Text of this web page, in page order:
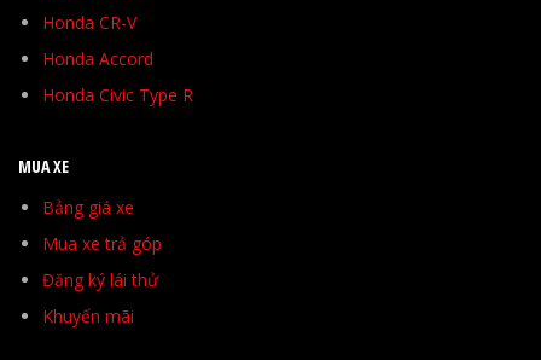
Honda CR-V
Honda Accord
Honda Civic Type R
MUA XE
Bảng giá xe
Mua xe trả góp
Đăng ký lái thử
Khuyến mãi